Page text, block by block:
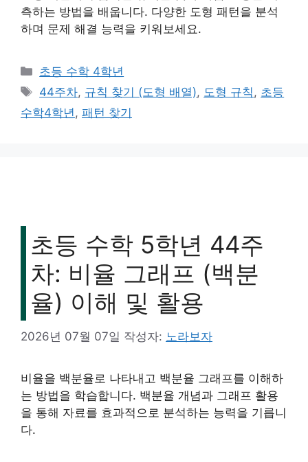
측하는 방법을 배웁니다. 다양한 도형 패턴을 분석
하며 문제 해결 능력을 키워보세요.
카
테
리
초등 수학 4학년
태
그
44주차, 규칙 찾기 (도형 배열), 도형 규칙 , 초등
수학4학년 , 패턴 찾기
초등 수학 5학년 44주
차: 비율 그래프 (백분
율) 이해 및 활용
2026년 07월 07일 작성자: 노라보자
비율을 백분율로 나타내고 백분율 그래프를 이해하
는 방법을 학습합니다. 백분율 개념과 그래프 활용
을 통해 자료를 효과적으로 분석하는 능력을 기릅니
다.